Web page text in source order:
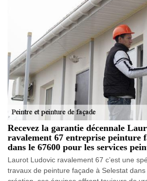
Recevez la garantie décennale
ravalement 67 entreprise peinture
dans le 67600 pour les services
Laurot Ludovic ravalement 67 c’est une
travaux de peinture façade à Selestat